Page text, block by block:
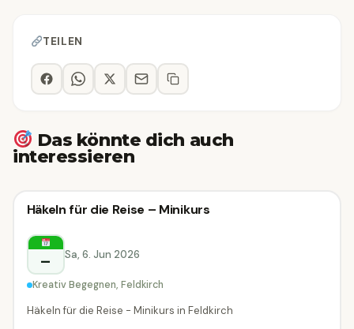
TEILEN
Das könnte dich auch
interessieren
Kreativ-Workshop
Feldkirch
Kreativ-Workshop
Häkeln für die Reise – Minikurs
– Sa, 6. Jun 2026
Kreativ Begegnen, Feldkirch
Häkeln für die Reise - Minikurs in Feldkirch